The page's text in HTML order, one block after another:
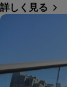
詳しく見る